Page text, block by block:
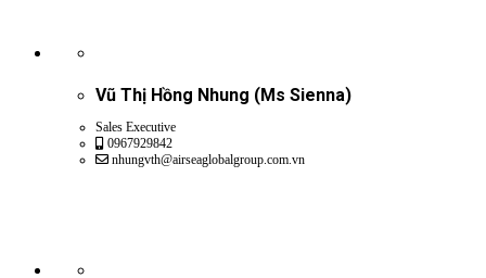
Vũ Thị Hồng Nhung (Ms Sienna)
Sales Executive
0967929842
nhungvth@airseaglobalgroup.com.vn